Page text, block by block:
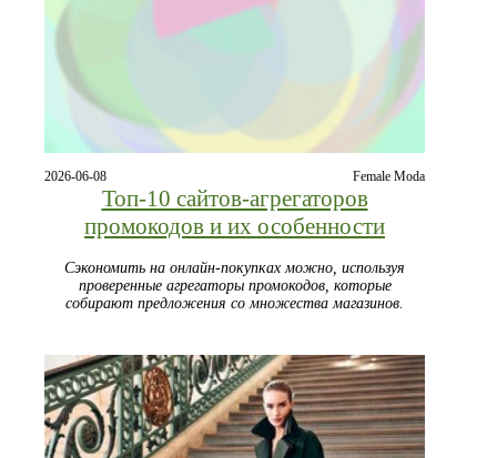
2026-06-08 Female Moda
Топ‑10 сайтов‑агрегаторов
промокодов и их особенности
Сэкономить на онлайн‑покупках можно, используя
проверенные агрегаторы промокодов, которые
собирают предложения со множества магазинов.